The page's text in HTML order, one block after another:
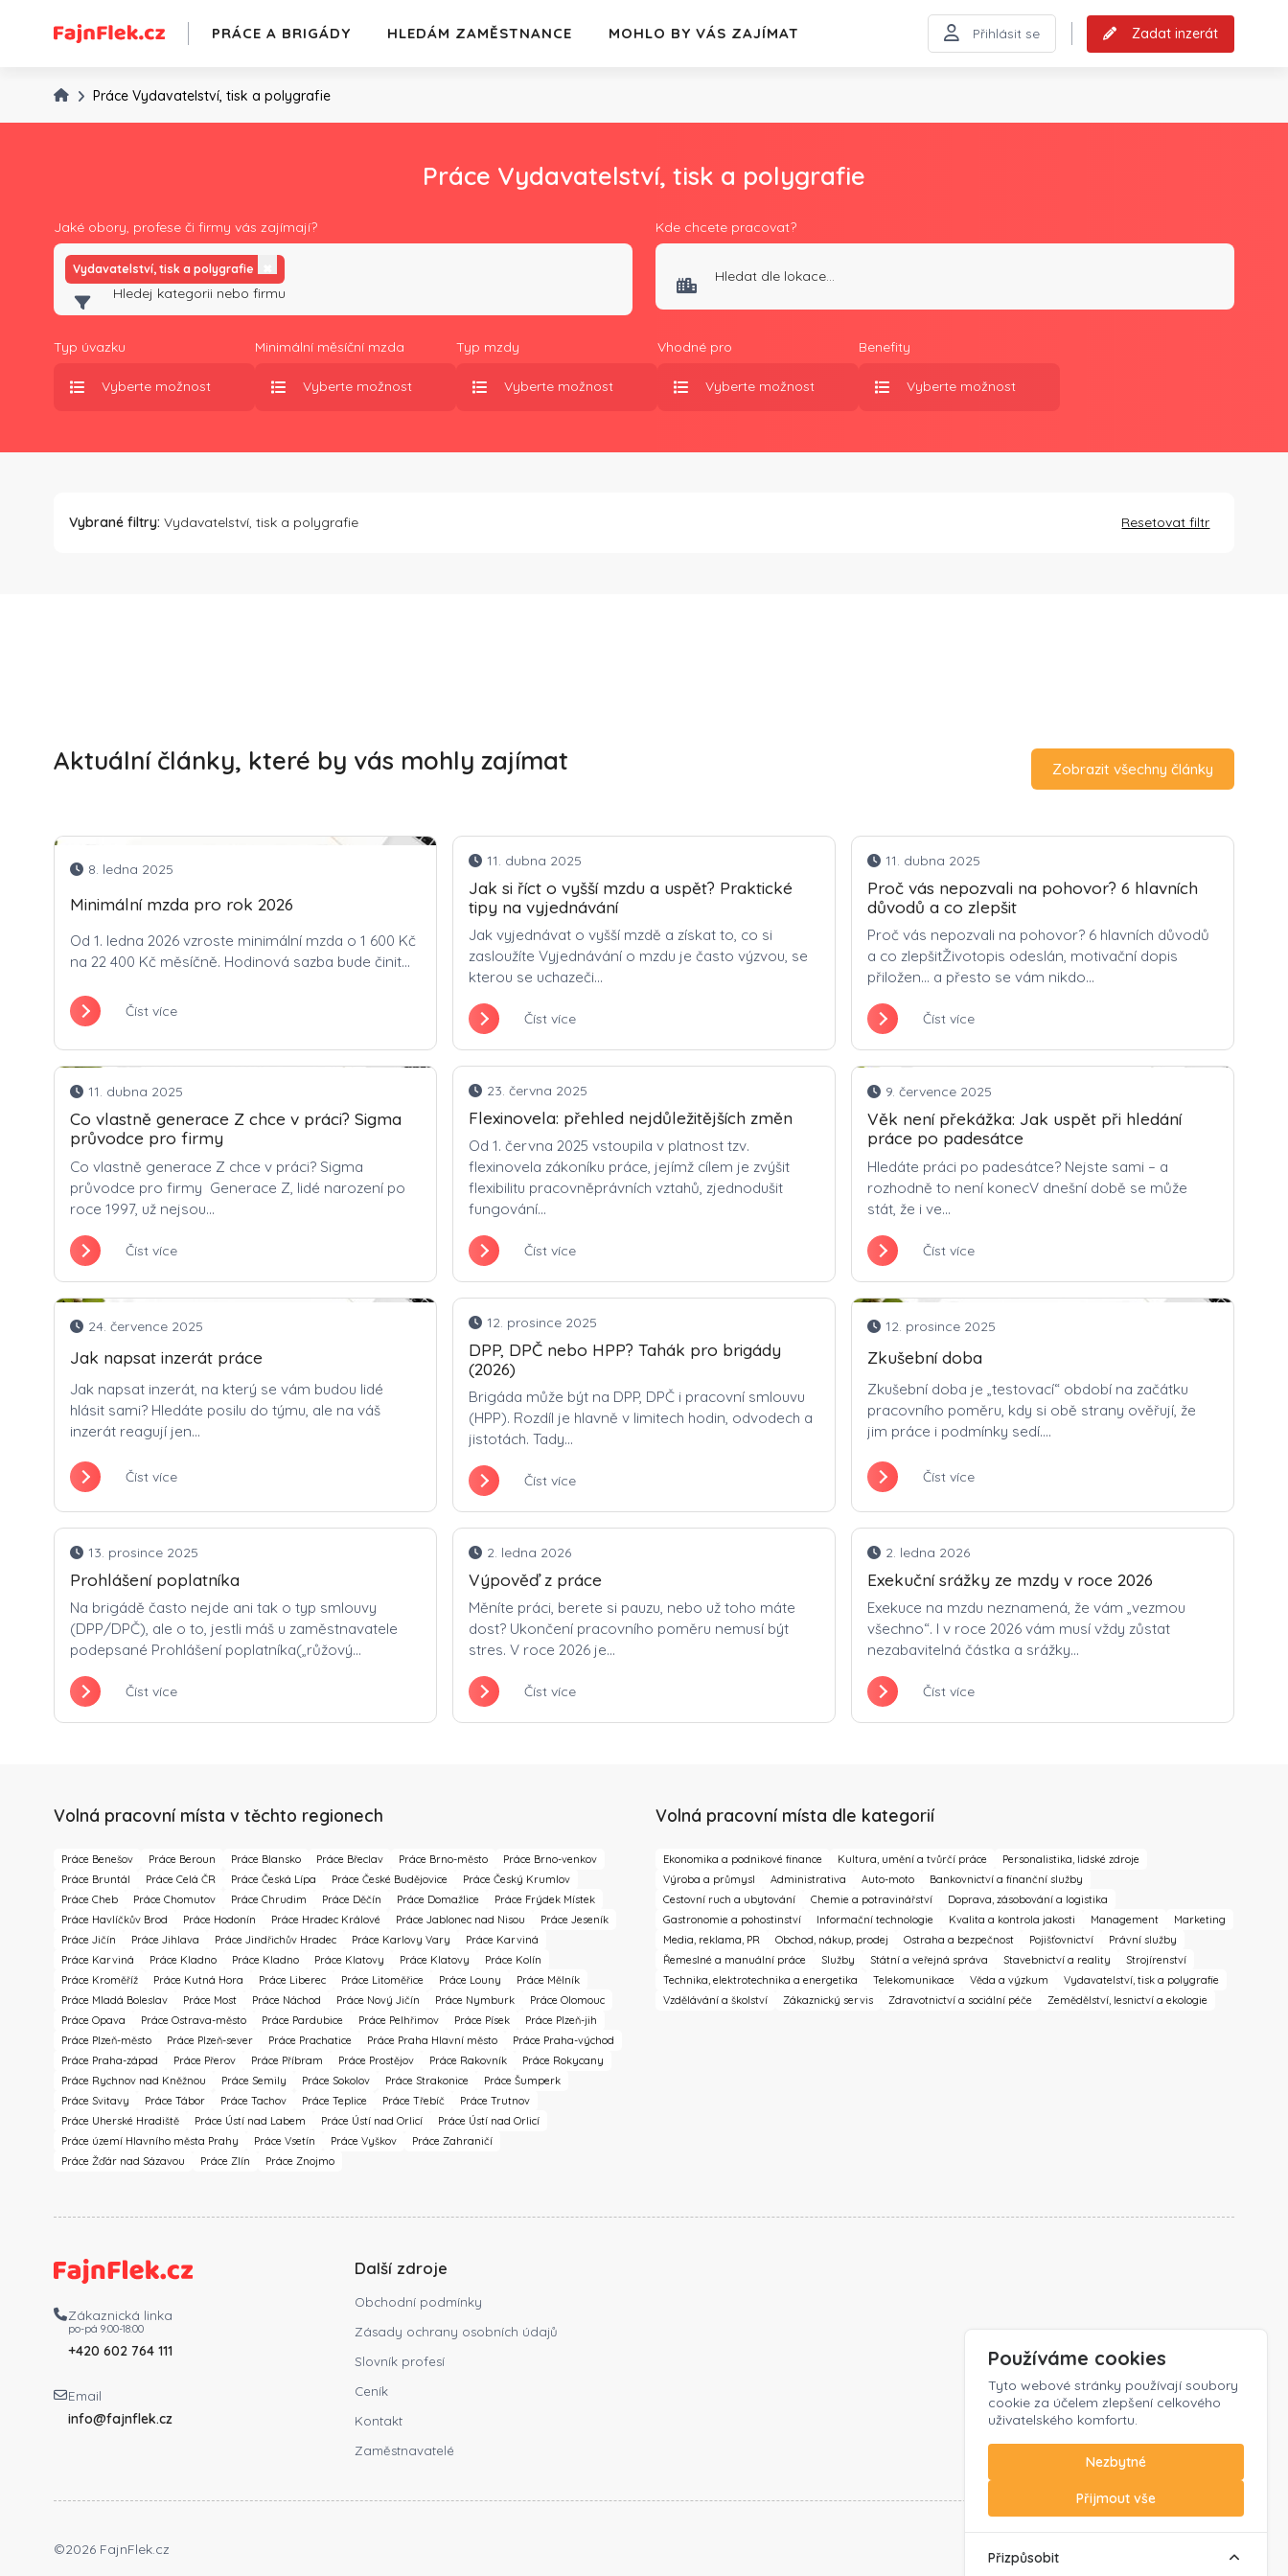
PRÁCE A BRIGÁDY HLEDÁM ZAMĚSTNANCE MOHLO BY VÁS ZAJÍMAT Přihlásit se Zadat inzerát
Práce Vydavatelství, tisk a polygrafie
Práce Vydavatelství, tisk a polygrafie
Jaké obory, profese či firmy vás zajímají?
Vydavatelství, tisk a polygrafie
Kde chcete pracovat?
Typ úvazku
Vyberte možnost
Minimální měsíční mzda
Vyberte možnost
Typ mzdy
Vyberte možnost
Vhodné pro
Vyberte možnost
Benefity
Vyberte možnost
Vybrané filtry: Vydavatelství, tisk a polygrafie Resetovat filtr
Aktuální články, které by vás mohly zajímat Zobrazit všechny články
8. ledna 2025
Minimální mzda pro rok 2026
Od 1. ledna 2026 vzroste minimální mzda o 1 600 Kč
na 22 400 Kč měsíčně. Hodinová sazba bude činit...
Číst více
11. dubna 2025
Jak si říct o vyšší mzdu a uspět? Praktické
tipy na vyjednávání
Jak vyjednávat o vyšší mzdě a získat to, co si
zasloužíte Vyjednávání o mzdu je často výzvou, se
kterou se uchazeči...
Číst více
11. dubna 2025
Proč vás nepozvali na pohovor? 6 hlavních
důvodů a co zlepšit
Proč vás nepozvali na pohovor? 6 hlavních důvodů
a co zlepšitŽivotopis odeslán, motivační dopis
přiložen… a přesto se vám nikdo...
Číst více
11. dubna 2025
Co vlastně generace Z chce v práci? Sigma
průvodce pro firmy
Co vlastně generace Z chce v práci? Sigma
průvodce pro firmy Generace Z, lidé narození po
roce 1997, už nejsou...
Číst více
23. června 2025
Flexinovela: přehled nejdůležitějších změn
Od 1. června 2025 vstoupila v platnost tzv.
flexinovela zákoníku práce, jejímž cílem je zvýšit
flexibilitu pracovněprávních vztahů, zjednodušit
fungování...
Číst více
9. července 2025
Věk není překážka: Jak uspět při hledání
práce po padesátce
Hledáte práci po padesátce? Nejste sami – a
rozhodně to není konecV dnešní době se může
stát, že i ve...
Číst více
24. července 2025
Jak napsat inzerát práce
Jak napsat inzerát, na který se vám budou lidé
hlásit sami? Hledáte posilu do týmu, ale na váš
inzerát reagují jen...
Číst více
12. prosince 2025
DPP, DPČ nebo HPP? Tahák pro brigády
(2026)
Brigáda může být na DPP, DPČ i pracovní smlouvu
(HPP). Rozdíl je hlavně v limitech hodin, odvodech a
jistotách. Tady...
Číst více
12. prosince 2025
Zkušební doba
Zkušební doba je „testovací“ období na začátku
pracovního poměru, kdy si obě strany ověřují, že
jim práce i podmínky sedí....
Číst více
13. prosince 2025
Prohlášení poplatníka
Na brigádě často nejde ani tak o typ smlouvy
(DPP/DPČ), ale o to, jestli máš u zaměstnavatele
podepsané Prohlášení poplatníka(„růžový...
Číst více
2. ledna 2026
Výpověď z práce
Měníte práci, berete si pauzu, nebo už toho máte
dost? Ukončení pracovního poměru nemusí být
stres. V roce 2026 je...
Číst více
2. ledna 2026
Exekuční srážky ze mzdy v roce 2026
Exekuce na mzdu neznamená, že vám „vezmou
všechno“. I v roce 2026 vám musí vždy zůstat
nezabavitelná částka a srážky...
Číst více
Volná pracovní místa v těchto regionech
Práce Benešov Práce Beroun Práce Blansko Práce Břeclav Práce Brno-město
Práce Brno-venkov
Práce Bruntál
Práce Celá ČR Práce Česká Lípa Práce České Budějovice
Práce Český Krumlov
Práce Cheb
Práce Chomutov Práce Chrudim Práce Děčín Práce Domažlice
Práce Frýdek Místek
Práce Havlíčkův Brod
Práce Hodonín Práce Hradec Králové Práce Jablonec nad Nisou
Práce Jeseník
Práce Jičín
Práce Jihlava Práce Jindřichův Hradec Práce Karlovy Vary
Práce Karviná
Práce Karviná
Práce Kladno Práce Kladno Práce Klatovy Práce Klatovy
Práce Kolín
Práce Kroměříž
Práce Kutná Hora Práce Liberec Práce Litoměřice Práce Louny
Práce Mělník
Práce Mladá Boleslav
Práce Most Práce Náchod Práce Nový Jičín Práce Nymburk
Práce Olomouc
Práce Opava
Práce Ostrava-město Práce Pardubice Práce Pelhřimov Práce Písek
Práce Plzeň-jih
Práce Plzeň-město
Práce Plzeň-sever Práce Prachatice Práce Praha Hlavní město
Práce Praha-východ
Práce Praha-západ
Práce Přerov Práce Příbram Práce Prostějov Práce Rakovník
Práce Rokycany
Práce Rychnov nad Kněžnou
Práce Semily Práce Sokolov Práce Strakonice
Práce Šumperk
Práce Svitavy
Práce Tábor Práce Tachov Práce Teplice Práce Třebíč
Práce Trutnov
Práce Uherské Hradiště
Práce Ústí nad Labem Práce Ústí nad Orlicí
Práce Ústí nad Orlicí
Práce území Hlavního města Prahy
Práce Vsetín Práce Vyškov
Práce Zahraničí
Práce Žďár nad Sázavou
Práce Zlín Práce Znojmo
Volná pracovní místa dle kategorií
Ekonomika a podnikové finance Kultura, umění a tvůrčí práce
Personalistika, lidské zdroje
Výroba a průmysl
Administrativa Auto-moto
Bankovnictví a finanční služby
Cestovní ruch a ubytování
Chemie a potravinářství
Doprava, zásobování a logistika
Gastronomie a pohostinství
Informační technologie Kvalita a kontrola jakosti Management
Marketing
Media, reklama, PR
Obchod, nákup, prodej Ostraha a bezpečnost Pojišťovnictví
Právní služby
Řemeslné a manuální práce
Služby Státní a veřejná správa Stavebnictví a reality
Strojírenství
Technika, elektrotechnika a energetika
Telekomunikace Věda a výzkum
Vydavatelství, tisk a polygrafie
Vzdělávání a školství
Zákaznický servis Zdravotnictví a sociální péče Zemědělství, lesnictví a ekologie
Zákaznická linka
po-pá 9:00-18:00
+420 602 764 111
Email
info@fajnflek.cz
Další zdroje
Obchodní podmínky
Zásady ochrany osobních údajů
Slovník profesí
Ceník
Kontakt
Zaměstnavatelé
©2026 FajnFlek.cz
Používáme cookies
Tyto webové stránky používají soubory
cookie za účelem zlepšení celkového
uživatelského komfortu.
Nezbytné
Přijmout vše
Přizpůsobit